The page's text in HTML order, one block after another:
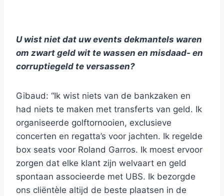
U wist niet dat uw events dekmantels waren
om zwart geld wit te wassen en misdaad- en
corruptiegeld te versassen?
Gibaud: “Ik wist niets van de bankzaken en
had niets te maken met transferts van geld. Ik
organiseerde golftornooien, exclusieve
concerten en regatta’s voor jachten. Ik regelde
box seats voor Roland Garros. Ik moest ervoor
zorgen dat elke klant zijn welvaart en geld
spontaan associeerde met UBS. Ik bezorgde
ons cliëntèle altijd de beste plaatsen in de